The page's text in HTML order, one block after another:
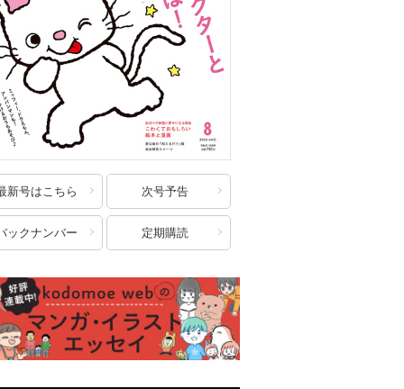
新号はこちら 次号予告
ックナンバー 定期購読